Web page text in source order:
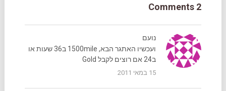
2 Comments
נועם
ועכשיו האתגר הבא, 1500mile ב36 שעות או
ב24 אם רוצים לקבל Gold
15 במאי 2011